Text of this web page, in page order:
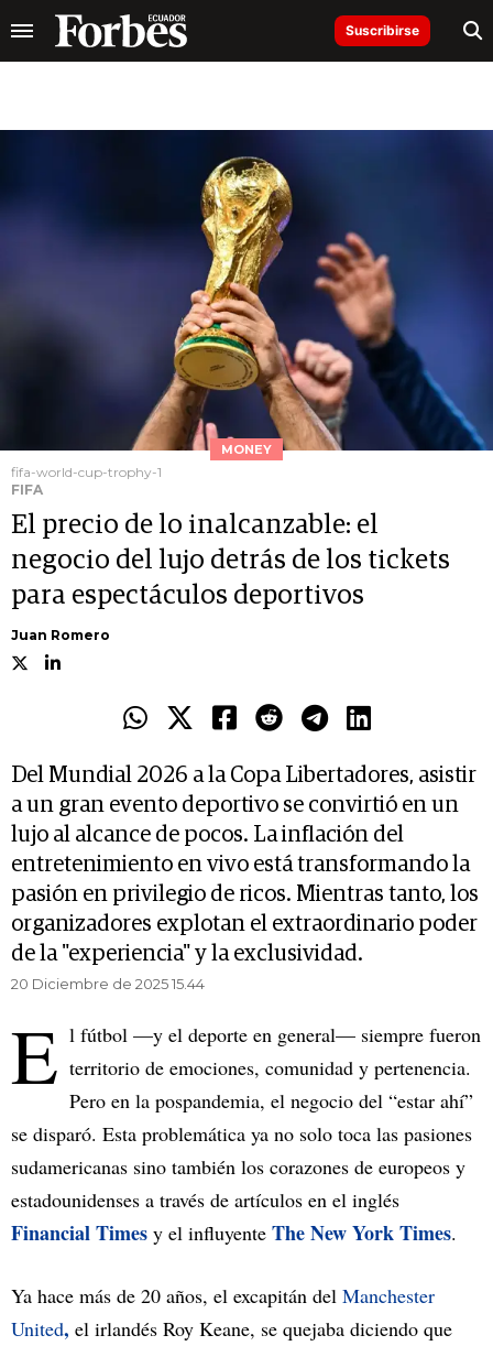
Suscribirse
MONEY
fifa-world-cup-trophy-1
FIFA
El precio de lo inalcanzable: el
negocio del lujo detrás de los tickets
para espectáculos deportivos
Juan Romero
Del Mundial 2026 a la Copa Libertadores, asistir
a un gran evento deportivo se convirtió en un
lujo al alcance de pocos. La inflación del
entretenimiento en vivo está transformando la
pasión en privilegio de ricos. Mientras tanto, los
organizadores explotan el extraordinario poder
de la "experiencia" y la exclusividad.
20 Diciembre de 2025 15.44
E l fútbol —y el deporte en general— siempre fueron
territorio de emociones, comunidad y pertenencia.
Pero en la pospandemia, el negocio del “estar ahí”
se disparó. Esta problemática ya no solo toca las pasiones
sudamericanas sino también los corazones de europeos y
estadounidenses a través de artículos en el inglés
Financial Times y el influyente The New York Times.
Ya hace más de 20 años, el excapitán del Manchester
United, el irlandés Roy Keane, se quejaba diciendo que